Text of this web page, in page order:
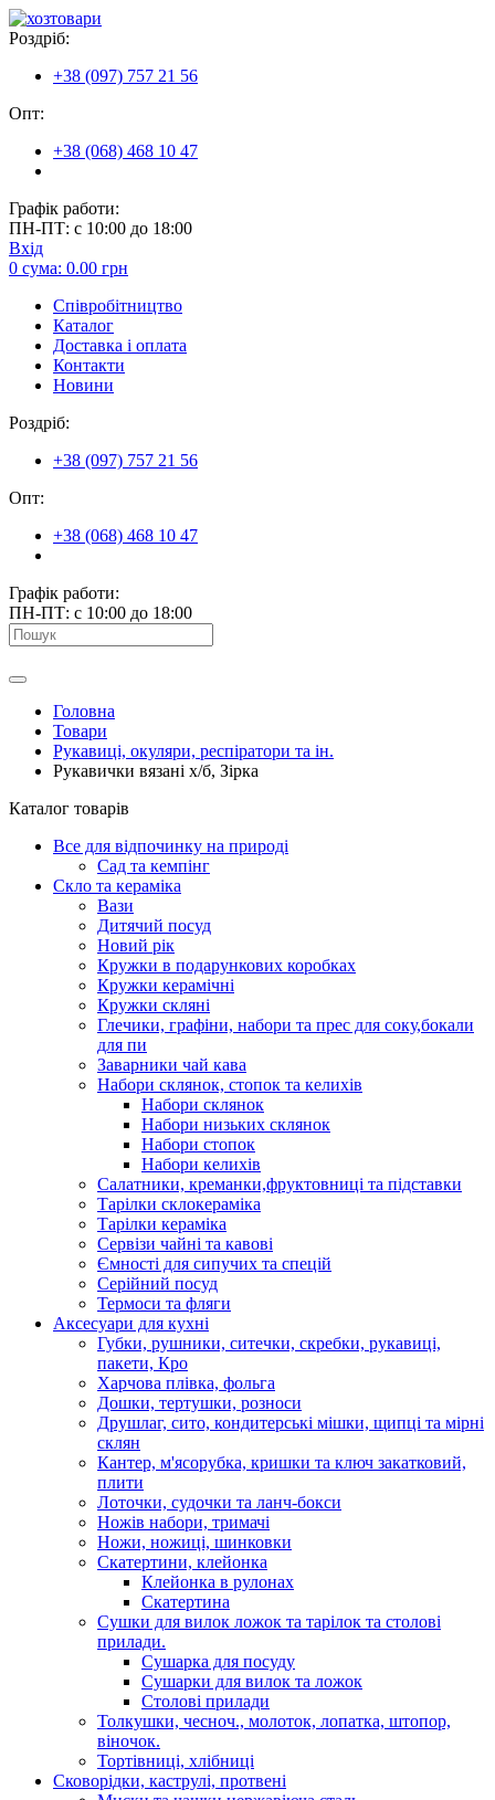
Роздріб:
+38 (097) 757 21 56
Опт:
+38 (068) 468 10 47
Графік работи:
ПН-ПТ: с 10:00 до 18:00
Вхід
0 сума: 0.00 грн
Співробітництво
Каталог
Доставка і оплата
Контакти
Новини
Роздріб:
+38 (097) 757 21 56
Опт:
+38 (068) 468 10 47
Графік работи:
ПН-ПТ: с 10:00 до 18:00
Головна
Товари
Рукавиці, окуляри, респіратори та ін.
Рукавички вязані х/б, Зірка
Каталог товарів
Все для відпочинку на природі
Сад та кемпінг
Скло та кераміка
Вази
Дитячий посуд
Новий рік
Кружки в подарункових коробках
Кружки керамічні
Кружки скляні
Глечики, графіни, набори та прес для соку,бокали
для пи
Заварники чай кава
Набори склянок, стопок та келихів
Набори склянок
Набори низьких склянок
Набори стопок
Набори келихів
Салатники, креманки,фруктовниці та підставки
Тарілки склокераміка
Тарілки кераміка
Сервізи чайні та кавові
Ємності для сипучих та спецій
Серійний посуд
Термоси та фляги
Аксесуари для кухні
Губки, рушники, ситечки, скребки, рукавиці,
пакети, Кро
Харчова плівка, фольга
Дошки, тертушки, розноси
Друшлаг, сито, кондитерські мішки, щипці та мірні
склян
Кантер, м'ясорубка, кришки та ключ закатковий,
плити
Лоточки, судочки та ланч-бокси
Ножів набори, тримачі
Ножи, ножиці, шинковки
Скатертини, клейонка
Клейонка в рулонах
Скатертина
Сушки для вилок ложок та тарілок та столові
прилади.
Сушарка для посуду
Сушарки для вилок та ложок
Столові прилади
Толкушки, чесноч., молоток, лопатка, штопор,
віночок.
Тортівниці, хлібниці
Сковорідки, каструлі, протвені